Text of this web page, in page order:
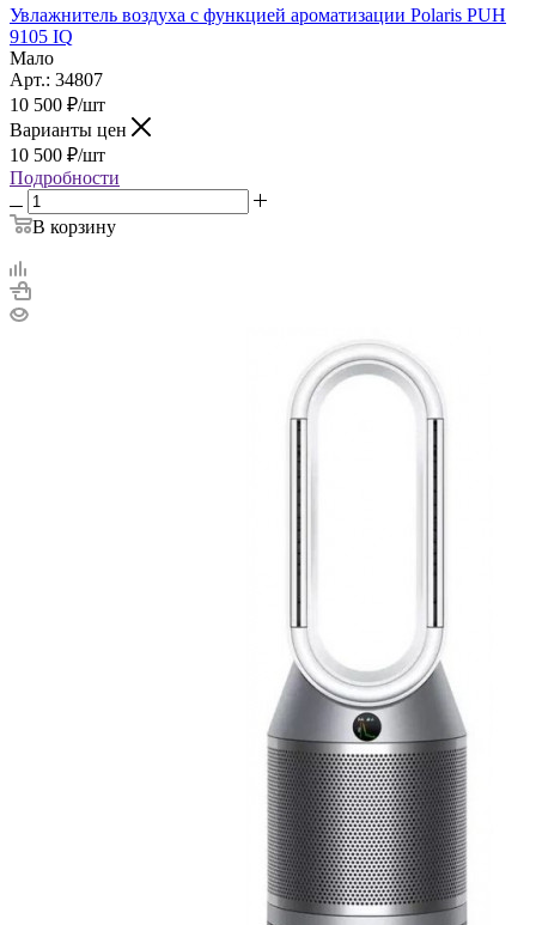
Увлажнитель воздуха с функцией ароматизации Polaris PUH
9105 IQ
Мало
Арт.: 34807
10 500 ₽/шт
Варианты цен
10 500 ₽/шт
Подробности
В корзину